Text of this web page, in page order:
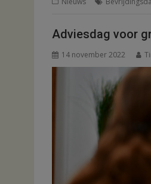
Adviesdag voor
14 november 2022